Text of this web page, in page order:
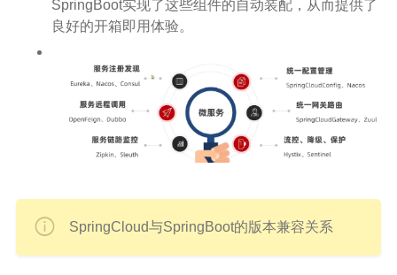
SpringBoot实现了这些组件的自动装配，从而提供了
良好的开箱即用体验。
SpringCloud与SpringBoot的版本兼容关系